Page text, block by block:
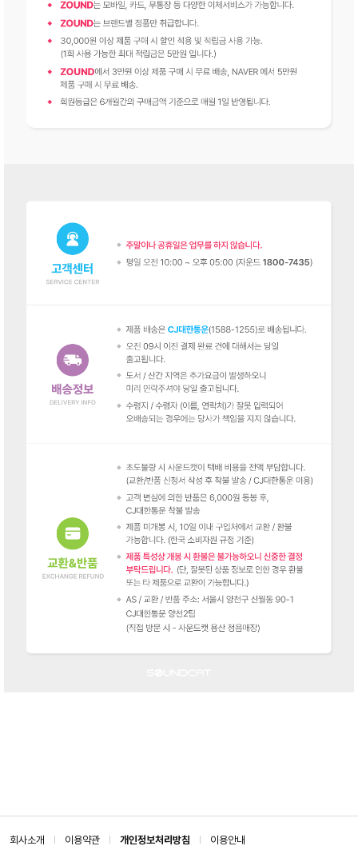
회사소개 이용약관 개인정보처리방침 이용안내